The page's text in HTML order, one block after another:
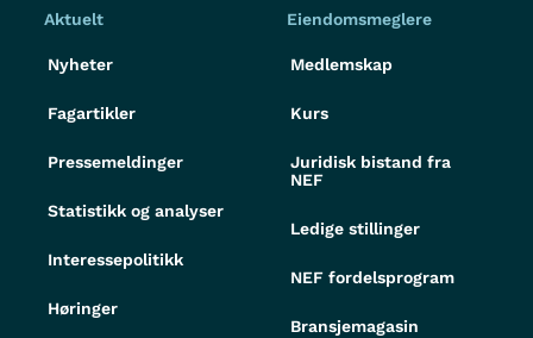
Aktuelt
Nyheter
Fagartikler
Pressemeldinger
Statistikk og analyser
Interessepolitikk
Høringer
Eiendomsmeglere
Medlemskap
Kurs
Juridisk bistand fra
NEF
Ledige stillinger
NEF fordelsprogram
Bransjemagasin